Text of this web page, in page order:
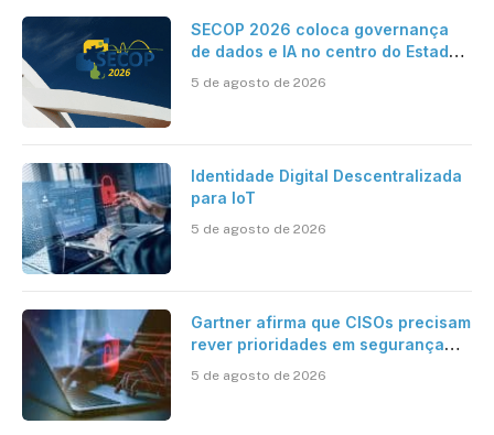
SECOP 2026 coloca governança
de dados e IA no centro do Estado
inteligente
5 de agosto de 2026
Identidade Digital Descentralizada
para IoT
5 de agosto de 2026
Gartner afirma que CISOs precisam
rever prioridades em segurança
desafios impostos pela Inteligência
5 de agosto de 2026